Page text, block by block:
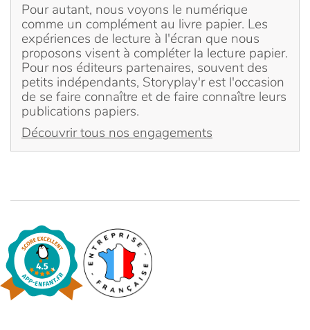
Pour autant, nous voyons le numérique
comme un complément au livre papier. Les
expériences de lecture à l'écran que nous
proposons visent à compléter la lecture papier.
Pour nos éditeurs partenaires, souvent des
petits indépendants, Storyplay'r est l'occasion
de se faire connaître et de faire connaître leurs
publications papiers.
Découvrir tous nos engagements